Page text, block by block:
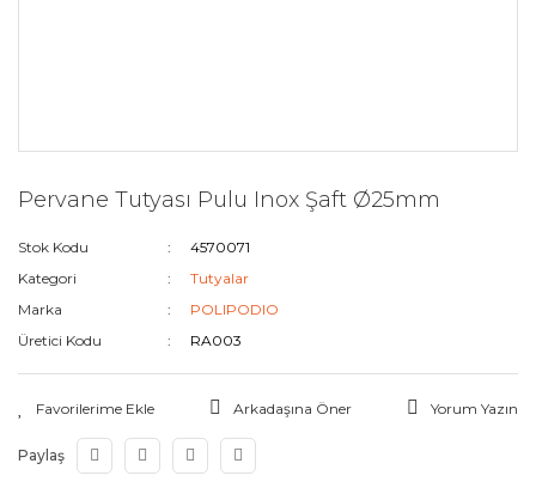
Pervane Tutyası Pulu Inox Şaft Ø25mm
Stok Kodu
4570071
Kategori
Tutyalar
Marka
POLIPODIO
Üretici Kodu
RA003
Arkadaşına Öner Yorum Yazın
Paylaş